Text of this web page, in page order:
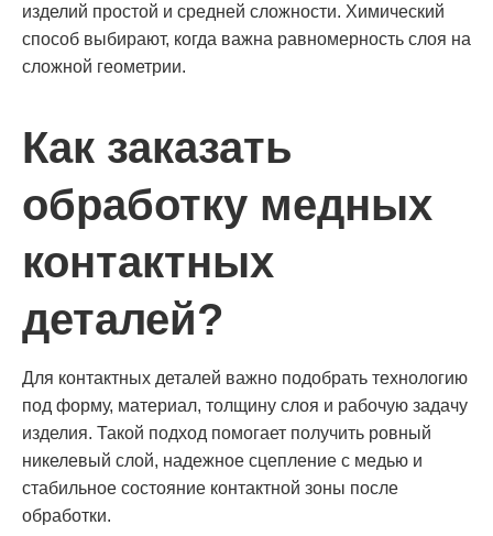
изделий простой и средней сложности. Химический
способ выбирают, когда важна равномерность слоя на
сложной геометрии.
Как заказать
обработку медных
контактных
деталей?
Для контактных деталей важно подобрать технологию
под форму, материал, толщину слоя и рабочую задачу
изделия. Такой подход помогает получить ровный
никелевый слой, надежное сцепление с медью и
стабильное состояние контактной зоны после
обработки.